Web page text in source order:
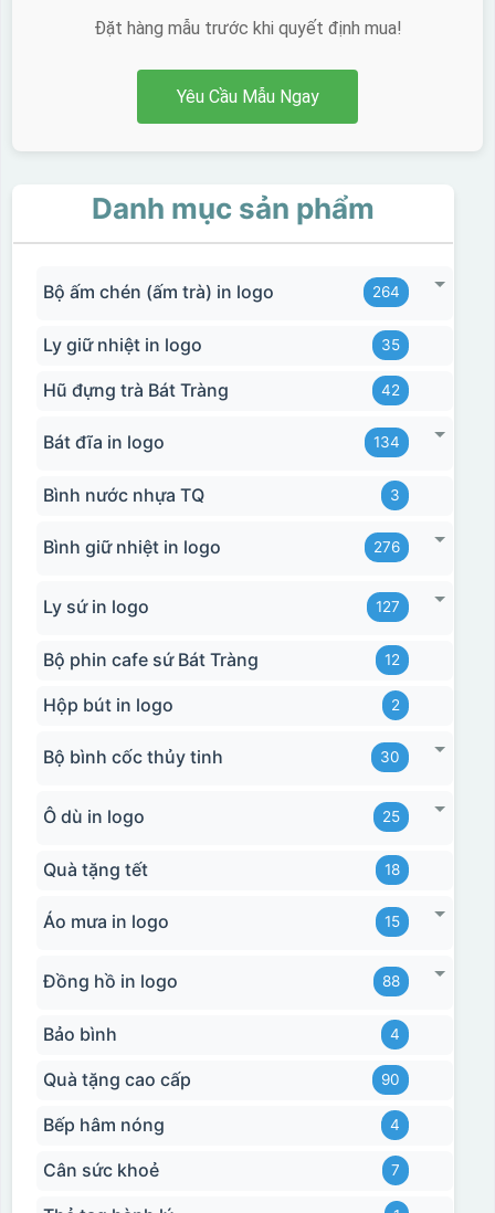
Đặt hàng mẫu trước khi quyết định mua!
Yêu Cầu Mẫu Ngay
Danh mục sản phẩm
Bộ ấm chén (ấm trà) in logo 264
Ly giữ nhiệt in logo 35
Hũ đựng trà Bát Tràng 42
Bát đĩa in logo 134
Bình nước nhựa TQ 3
Bình giữ nhiệt in logo 276
Ly sứ in logo 127
Bộ phin cafe sứ Bát Tràng 12
Hộp bút in logo 2
Bộ bình cốc thủy tinh 30
Ô dù in logo 25
Quà tặng tết 18
Áo mưa in logo 15
Đồng hồ in logo 88
Bảo bình 4
Quà tặng cao cấp 90
Bếp hâm nóng 4
Cân sức khoẻ 7